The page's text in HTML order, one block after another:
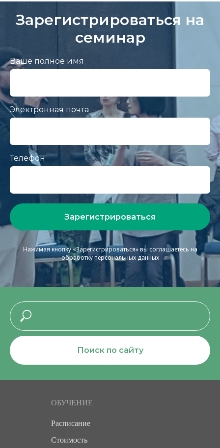
Зарегистрироваться на
семинар
Ваше полное имя
Электронная почта
Телефон
Зарегистрироваться
Нажимая кнопку «Зарегистрироваться» вы соглашаетесь на
обработку персональных данных
Поиск по сайту
ОБУЧЕНИЕ
Расписание
Стоимость